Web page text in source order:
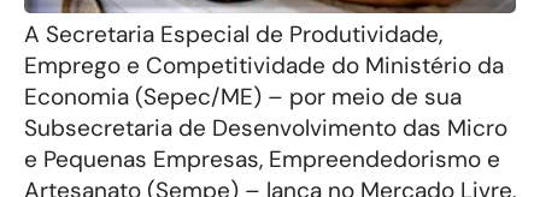
A Secretaria Especial de Produtividade,
Emprego e Competitividade do Ministério da
Economia (Sepec/ME) – por meio de sua
Subsecretaria de Desenvolvimento das Micro
e Pequenas Empresas, Empreendedorismo e
Artesanato (Sempe) – lança no Mercado Livre,